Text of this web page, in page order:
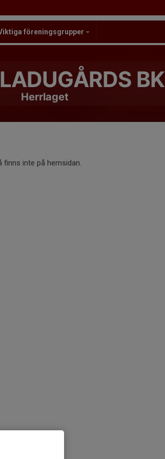
föreningsgrupper
BK
Herrlaget
inte på hemsidan.